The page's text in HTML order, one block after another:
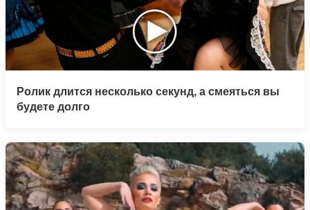
Ролик длится несколько секунд, а смеяться вы
будете долго